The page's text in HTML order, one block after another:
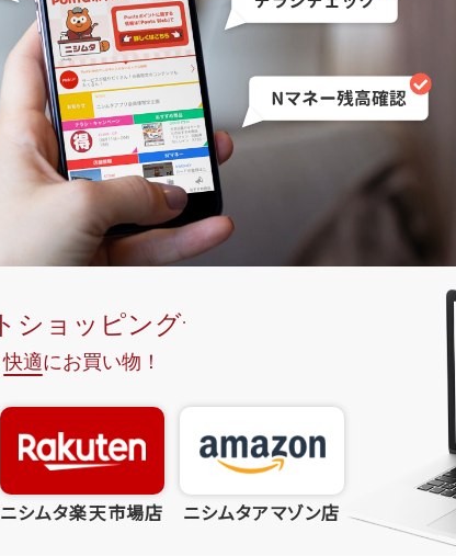
ニシムタ楽天市場店 ニシムタアマゾン店